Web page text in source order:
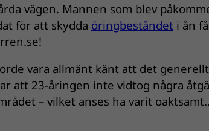
vägen. Mannen som blev
för att skydda öringbeståndet i ån
vara allmänt känt att det
att 23-åringen inte vidtog några
– vilket anses ha varit